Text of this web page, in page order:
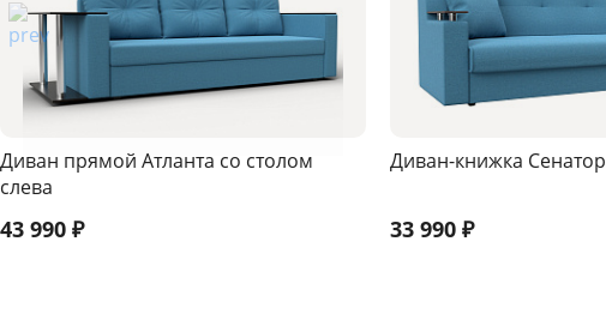
Диван прямой Атланта со столом
слева
43 990 ₽
Диван-книжка Сенатор
33 990₽